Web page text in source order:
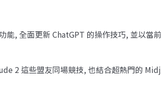
能, 全面更新 ChatGPT 的操作技巧, 並以當
2 這些盟友同場競技, 也結合超熱門的